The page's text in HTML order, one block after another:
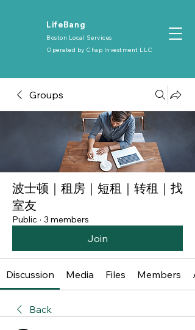
​LifeBang
Boston Local Services
Operated by Chap Investment LLC
Groups
波士顿｜租房｜短租｜转租｜找
室友
Public · 3 members
Join
Discussion Media Files Members
Back